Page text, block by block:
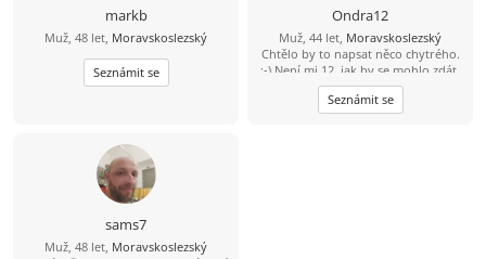
markb
Muž, 48 let, Moravskoslezský
Seznámit se
Ondra12
Muž, 44 let, Moravskoslezský
Chtělo by to napsat něco chytrého.
:-) Není mi 12, jak by se mohlo zdát,
jsem o něco starší. Rád poznám
slečnu s níž bych mohl trávit volné
chvíle ve společnosti přátel či o
Seznámit se
sams7
Muž, 48 let, Moravskoslezský